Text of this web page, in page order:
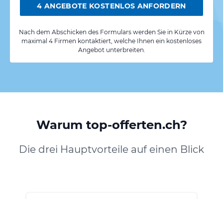
4 ANGEBOTE KOSTENLOS ANFORDERN
Nach dem Abschicken des Formulars werden Sie in Kürze von
maximal 4 Firmen kontaktiert, welche Ihnen ein kostenloses
Angebot unterbreiten.
Warum top-offerten.ch?
Die drei Hauptvorteile auf einen Blick